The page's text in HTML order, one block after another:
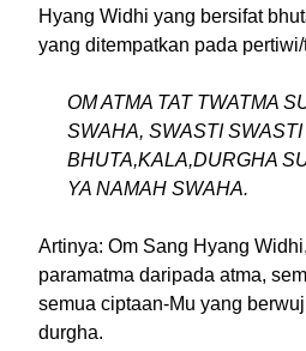
Hyang Widhi yang bersifat
yang ditempatkan pada
OM ATMA TAT TWATMA
SWAHA, SWASTI
BHUTA,KALA,DURGHA
YA NAMAH SWAHA.
Artinya: Om Sang Hyang
paramatma daripada atma,
semua ciptaan-Mu yang
durgha.